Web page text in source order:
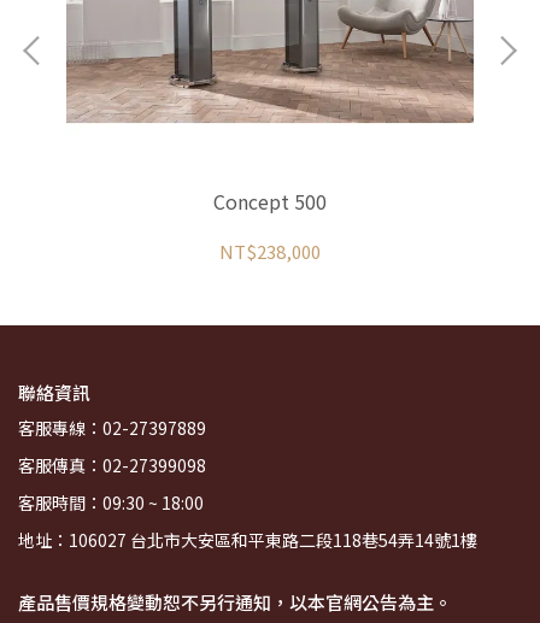
Concept 500
NT$238,000
聯絡資訊
客服專線：02-27397889
客服傳真：02-27399098
客服時間：09:30 ~ 18:00
地址：106027 台北市大安區和平東路二段118巷54弄14號1樓
產品售價規格變動恕不另行通知，以本官網公告為主。